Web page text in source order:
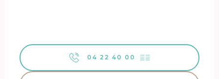
04 22 40 00 ▒▒